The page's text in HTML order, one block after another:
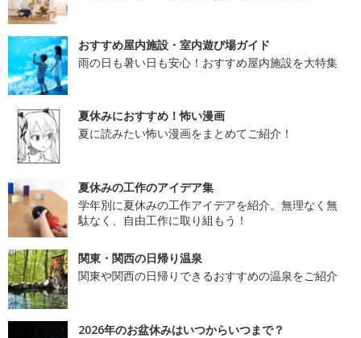
おすすめ屋内施設・室内遊び場ガイド
雨の日も暑い日も安心！おすすめ屋内施設を大特集
夏休みにおすすめ！怖い漫画
夏に読みたい怖い漫画をまとめてご紹介！
夏休みの工作のアイデア集
学年別に夏休みの工作アイデアを紹介。無理なく無
駄なく、自由工作に取り組もう！
関東・関西の日帰り温泉
関東や関西の日帰りできるおすすめの温泉をご紹介
2026年のお盆休みはいつからいつまで？